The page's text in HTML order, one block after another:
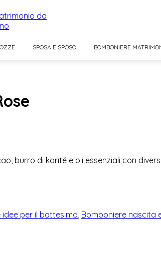
SPOSA E SPOSO BOMBONIERE
burro di karité e oli essenziali con
idee per il battesimo Bomboniere nascita